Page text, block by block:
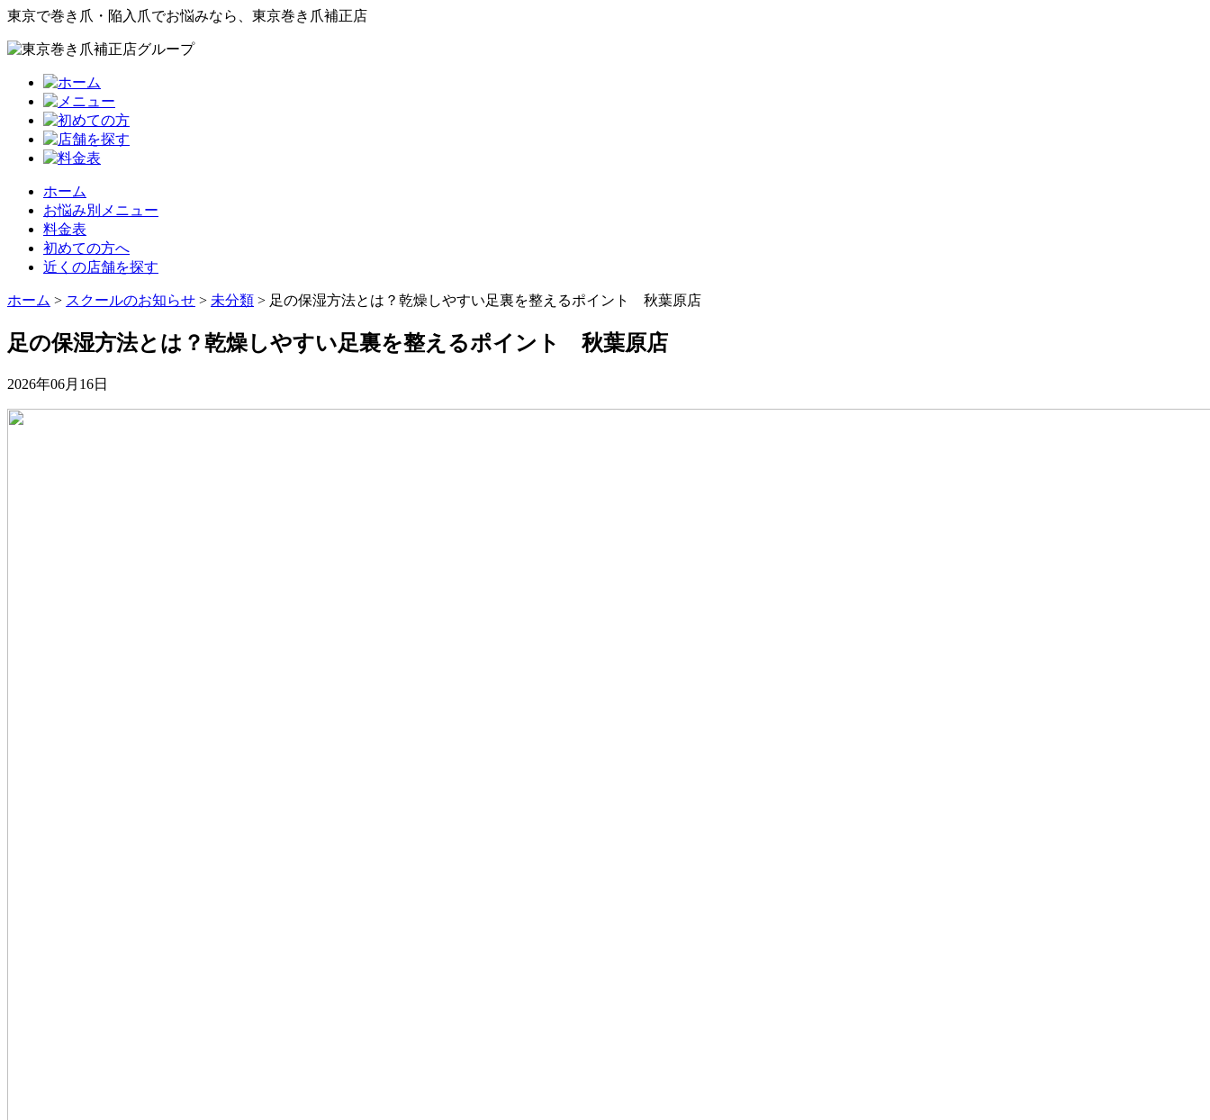
東京で巻き爪・陥入爪でお悩みなら、東京巻き爪補正店
ホーム
お悩み別メニュー
料金表
初めての方へ
近くの店舗を探す
ホーム > スクールのお知らせ > 未分類 > 足の保湿方法とは？乾燥しやすい足裏を整えるポイント 秋葉原店
足の保湿方法とは？乾燥しやすい足裏を整えるポイント 秋葉原店
2026年06月16日